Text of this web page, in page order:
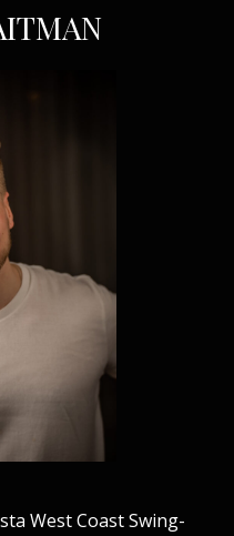
West Coast Swing-